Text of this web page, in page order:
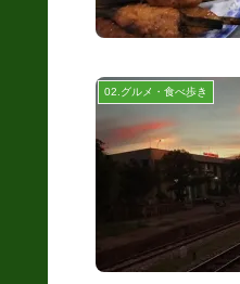
02.グルメ・食べ歩き